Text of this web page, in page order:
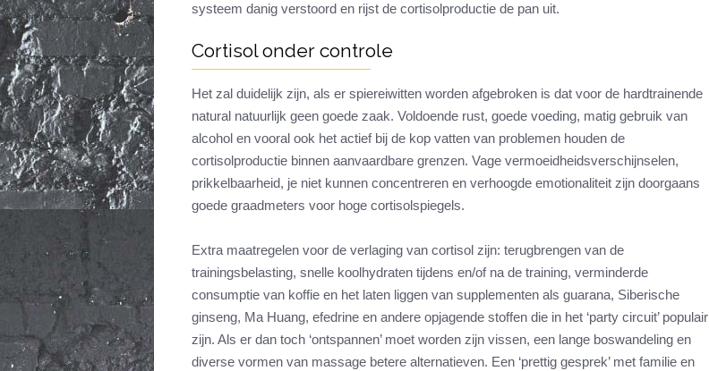
systeem danig verstoord en rijst de cortisolproductie de pan uit.
Cortisol onder controle
Het zal duidelijk zijn, als er spiereiwitten worden afgebroken is dat voor de hardtrainende
natural natuurlijk geen goede zaak. Voldoende rust, goede voeding, matig gebruik van
alcohol en vooral ook het actief bij de kop vatten van problemen houden de
cortisolproductie binnen aanvaardbare grenzen. Vage vermoeidheidsverschijnselen,
prikkelbaarheid, je niet kunnen concentreren en verhoogde emotionaliteit zijn doorgaans
goede graadmeters voor hoge cortisolspiegels.
Extra maatregelen voor de verlaging van cortisol zijn: terugbrengen van de
trainingsbelasting, snelle koolhydraten tijdens en/of na de training, verminderde
consumptie van koffie en het laten liggen van supplementen als guarana, Siberische
ginseng, Ma Huang, efedrine en andere opjagende stoffen die in het ‘party circuit’ populair
zijn. Als er dan toch ‘ontspannen’ moet worden zijn vissen, een lange boswandeling en
diverse vormen van massage betere alternatieven. Een ‘prettig gesprek’ met familie en